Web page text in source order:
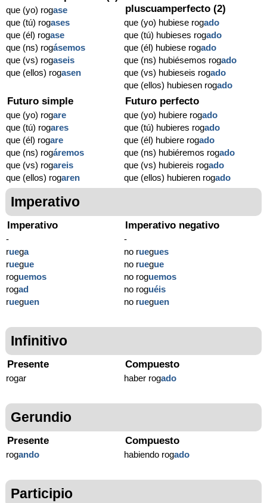
que (yo) rogase
que (tú) rogases
que (él) rogase
que (ns) rogásemos
que (vs) rogaseis
que (ellos) rogasen
pluscuamperfecto (2)
que (yo) hubiese rogado
que (tú) hubieses rogado
que (él) hubiese rogado
que (ns) hubiésemos rogado
que (vs) hubieseis rogado
que (ellos) hubiesen rogado
Futuro simple
que (yo) rogare
que (tú) rogares
que (él) rogare
que (ns) rogáremos
que (vs) rogareis
que (ellos) rogaren
Futuro perfecto
que (yo) hubiere rogado
que (tú) hubieres rogado
que (él) hubiere rogado
que (ns) hubiéremos rogado
que (vs) hubiereis rogado
que (ellos) hubieren rogado
Imperativo
Imperativo
-
ruega
ruegue
roguemos
rogad
rueguen
Imperativo negativo
-
no ruegues
no ruegue
no roguemos
no roguéis
no rueguen
Infinitivo
Presente
rogar
Compuesto
haber rogado
Gerundio
Presente
rogando
Compuesto
habiendo rogado
Participio